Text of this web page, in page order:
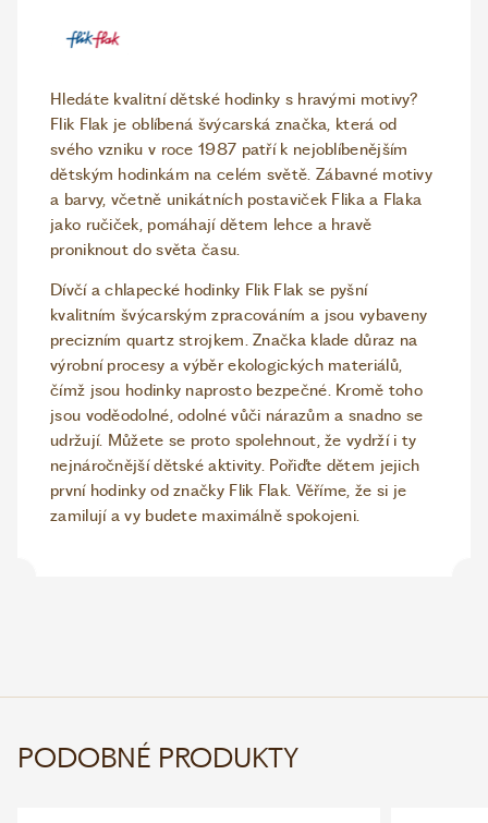
Hledáte kvalitní dětské hodinky s hravými motivy?
Flik Flak je oblíbená švýcarská značka, která od
svého vzniku v roce 1987 patří k nejoblíbenějším
dětským hodinkám na celém světě. Zábavné motivy
a barvy, včetně unikátních postaviček Flika a Flaka
jako ručiček, pomáhají dětem lehce a hravě
proniknout do světa času.
Dívčí a chlapecké hodinky Flik Flak se pyšní
kvalitním švýcarským zpracováním a jsou vybaveny
precizním quartz strojkem. Značka klade důraz na
výrobní procesy a výběr ekologických materiálů,
čímž jsou hodinky naprosto bezpečné. Kromě toho
jsou voděodolné, odolné vůči nárazům a snadno se
udržují. Můžete se proto spolehnout, že vydrží i ty
nejnáročnější dětské aktivity. Pořiďte dětem jejich
první hodinky od značky Flik Flak. Věříme, že si je
zamilují a vy budete maximálně spokojeni.
PODOBNÉ PRODUKTY